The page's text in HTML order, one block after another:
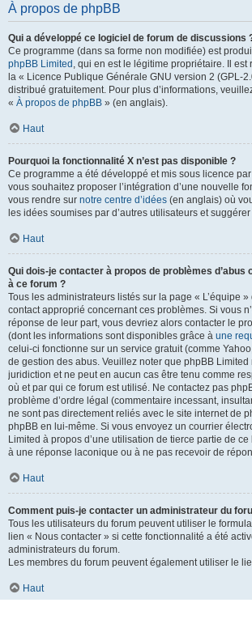
À propos de phpBB
Qui a développé ce logiciel de forum de discussions
Ce programme (dans sa forme non modifiée) est
phpBB Limited , qui en est le légitime propriétaire. Il
la « Licence Publique Générale GNU version 2 (GPL-
distribué gratuitement. Pour plus d’informations,
« À propos de phpBB » (en anglais).
Haut
Pourquoi la fonctionnalité X n’est pas disponible ?
Ce programme a été développé et mis sous licence
vous souhaitez proposer l’intégration d’une nouvelle
vous rendre sur notre centre d’idées (en anglais) où
les idées soumises par d’autres utilisateurs et
Haut
Qui dois-je contacter à propos de problèmes d’abus
à ce forum ?
Tous les administrateurs listés sur la page « L’équipe
contact approprié concernant ces problèmes. Si vous
réponse de leur part, vous devriez alors contacter le
(dont les informations sont disponibles grâce à une
celui-ci fonctionne sur un service gratuit (comme
de gestion des abus. Veuillez noter que phpBB Limited
juridiction et ne peut en aucun cas être tenu comme
où et par qui ce forum est utilisé. Ne contactez pas
problème d’ordre légal (commentaire incessant,
ne sont pas directement reliés avec le site internet de
phpBB en lui-même. Si vous envoyez un courrier
Limited à propos d’une utilisation de tierce partie de
à une réponse laconique ou à ne pas recevoir de
Haut
Comment puis-je contacter un administrateur du
Tous les utilisateurs du forum peuvent utiliser le
lien « Nous contacter » si cette fonctionnalité a été
administrateurs du forum.
Les membres du forum peuvent également utiliser le
Haut